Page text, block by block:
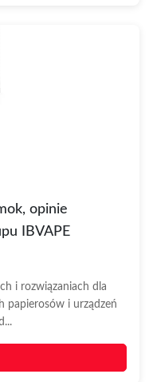
opinie
IBVAPE
i rozwiązaniach dla
papierosów i urządzeń